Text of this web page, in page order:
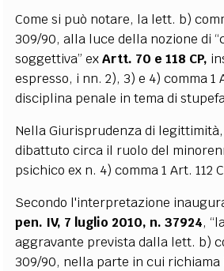
Come si può notare, la lett. b)
309/90, alla luce della nozione di
soggettiva” exArtt. 70 e 118 CP,
espresso, i nn. 2), 3) e 4) comma 1
disciplina penale in tema di
Nella Giurisprudenza di
dibattuto circa il ruolo del
psichico ex n. 4) comma 1 Art. 112
Secondo l'interpretazione
pen. IV, 7 luglio 2010, n. 37924,
aggravante prevista dalla lett. b)
309/90, nella parte in cui richiama